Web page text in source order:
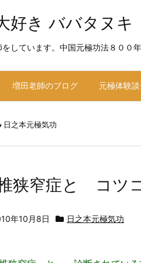
好き ババタヌキ
しています。中国元極功法８００
増田老師のブログ 元極体験
日之本元極気功
狭窄症と コツ
年10月8日 日之本元極気功